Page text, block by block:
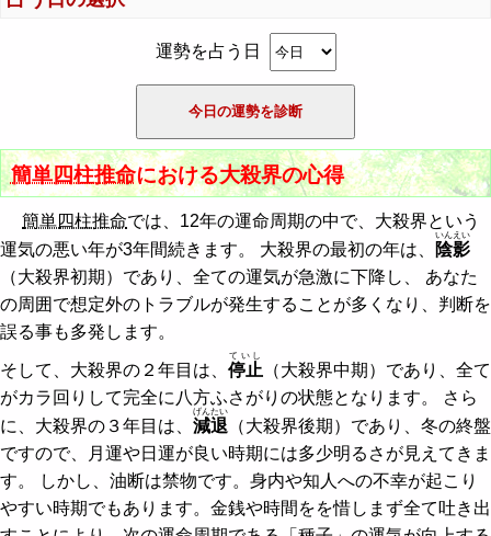
運勢を占う日
簡単四柱推命における大殺界の心得
簡単四柱推命では、12年の運命周期の中で、大殺界という
運気の悪い年が3年間続きます。 大殺界の最初の年は、
陰影
いんえい
（大殺界初期）であり、全ての運気が急激に下降し、 あなた
の周囲で想定外のトラブルが発生することが多くなり、判断を
誤る事も多発します。
そして、大殺界の２年目は、 停止
ていし
（大殺界中期）であり、全て
がカラ回りして完全に八方ふさがりの状態となります。 さら
に、大殺界の３年目は、 減退
げんたい
（大殺界後期）であり、冬の終盤
ですので、月運や日運が良い時期には多少明るさが見えてきま
す。 しかし、油断は禁物です。身内や知人への不幸が起こり
やすい時期でもあります。金銭や時間をを惜しまず全て吐き出